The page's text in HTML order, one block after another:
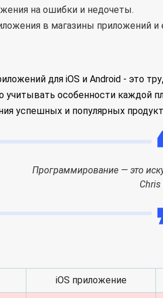
на ошибки и недочеты.
в магазины приложений
для iOS и Android - это
учитывать особенности
успешных и популярных
Программирование — это
iOS приложение